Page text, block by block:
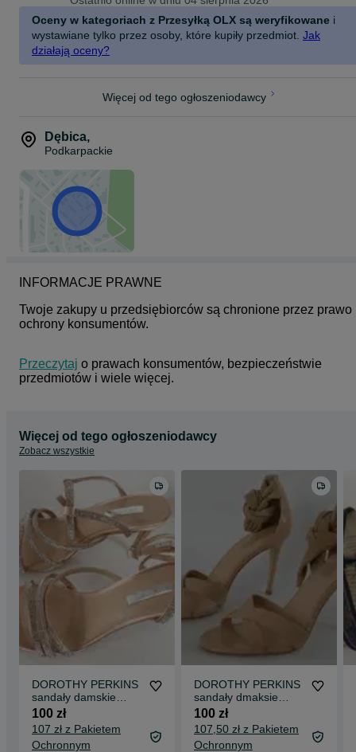
Oceny w kategoriach z Przesyłką OLX są weryfikowane i
wystawiane tylko przez osoby, które kupiły przedmiot. Jak
działają oceny?
Więcej od tego ogłoszeniodawcy
Dębica,
Podkarpackie
INFORMACJE PRAWNE
Twoje zakupy u przedsiębiorców są chronione przez prawo
ochrony konsumentów.
Przeczytaj o prawach konsumentów, bezpieczeństwie
przedmiotów i wiele więcej.
Więcej od tego ogłoszeniodawcy
Zobacz wszystkie
DOROTHY PERKINS
sandały damskie
nowe ROZMIAR 38
100 zł
107 zł z Pakietem
Ochronnym
DOROTHY PERKINS
sandały dmaksie
nowe R 41 UK 7
100 zł
107,50 zł z Pakietem
Ochronnym